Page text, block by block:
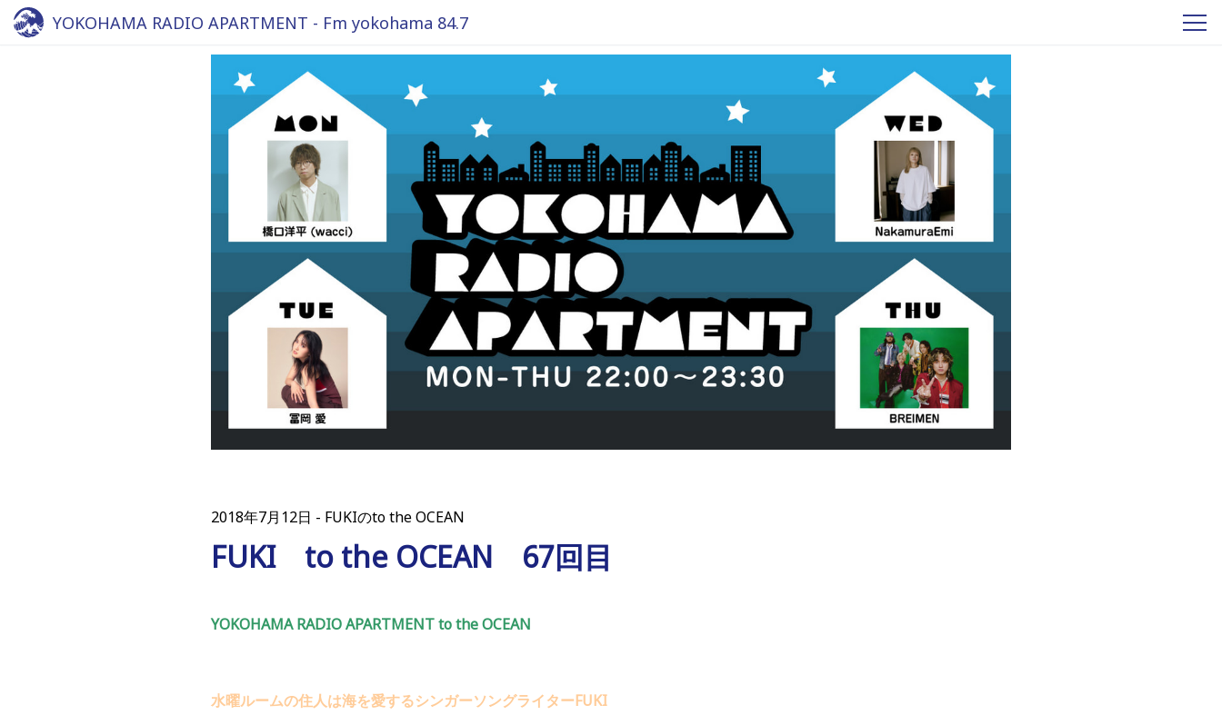
YOKOHAMA RADIO APARTMENT - Fm yokohama 84.7
2018年7月12日 FUKIのto the OCEAN
FUKI to the OCEAN 67回目
YOKOHAMA RADIO APARTMENT to the OCEAN
水曜ルームの住人は海を愛するシンガーソングライターFUKI